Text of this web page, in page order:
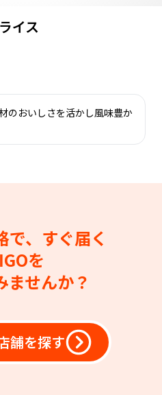
イス
のおいしさを活かし風味豊か
で、すぐ届く
を
ませんか？
舗を探す